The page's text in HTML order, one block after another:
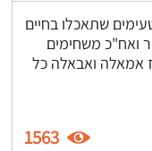
שתאכלו בחיים
ואח"כ משחימים
אמאלה ואבאלה כל
1563